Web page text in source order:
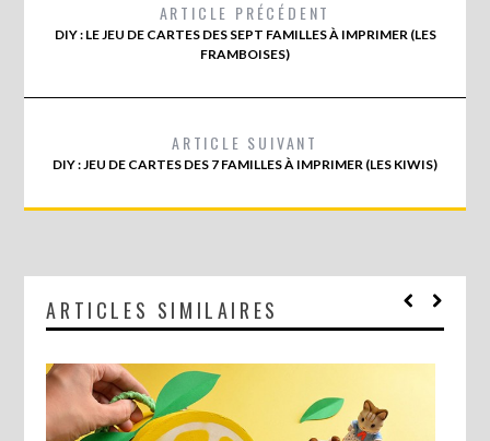
ARTICLE PRÉCÉDENT
DIY : LE JEU DE CARTES DES SEPT FAMILLES À IMPRIMER (LES
FRAMBOISES)
ARTICLE SUIVANT
DIY : JEU DE CARTES DES 7 FAMILLES À IMPRIMER (LES KIWIS)
ARTICLES SIMILAIRES